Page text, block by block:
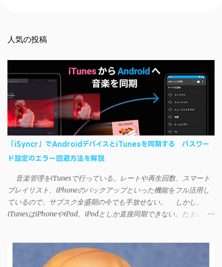
人気の投稿
「iSyncr」でAndroidデバイスとiTunesを同期する パスワー
ド設定のエラー回避方法を解説
音楽管理をiTunesで行っている。レートや再生回数、スマート
プレイリスト、iPhoneのバックアップといった機能をフル活用し
ているので、サブスク全盛期の今でも手放せない。 しかし、
iTunesはiPhoneやiPad、iPodとしか直接同期できない。たまに
ドパーティー製のアプリを PC と Androidデバイス それぞれにイン
ストールすれば、Wi-Fiや USB接続 を通じて同期できるようにな